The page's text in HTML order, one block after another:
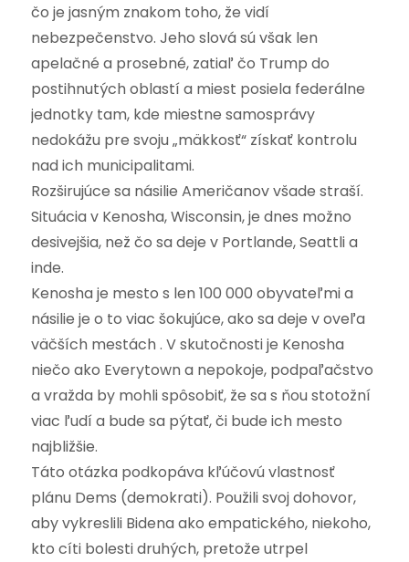
čo je jasným znakom toho, že vidí
nebezpečenstvo. Jeho slová sú však len
apelačné a prosebné, zatiaľ čo Trump do
postihnutých oblastí a miest posiela federálne
jednotky tam, kde miestne samosprávy
nedokážu pre svoju „mäkkosť“ získať kontrolu
nad ich municipalitami.
Rozširujúce sa násilie Američanov všade straší.
Situácia v Kenosha, Wisconsin, je dnes možno
desivejšia, než čo sa deje v Portlande, Seattli a
inde.
Kenosha je mesto s len 100 000 obyvateľmi a
násilie je o to viac šokujúce, ako sa deje v oveľa
väčších mestách . V skutočnosti je Kenosha
niečo ako Everytown a nepokoje, podpaľačstvo
a vražda by mohli spôsobiť, že sa s ňou stotožní
viac ľudí a bude sa pýtať, či bude ich mesto
najbližšie.
Táto otázka podkopáva kľúčovú vlastnosť
plánu Dems (demokrati). Použili svoj dohovor,
aby vykreslili Bidena ako empatického, niekoho,
kto cíti bolesti druhých, pretože utrpel